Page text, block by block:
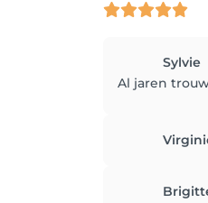
Sylvie
Al jaren